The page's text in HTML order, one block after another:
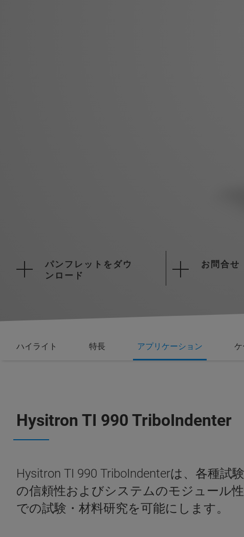
パンフレットをダウ
ンロード
お問合せ
ハイライト 特長 アプリケーション ケ
Hysitron TI 990 TriboIndenter
Hysitron TI 990 TriboIndenterは、各種
の信頼性およびシステムのモジュール
での試験・材料研究を可能にします。